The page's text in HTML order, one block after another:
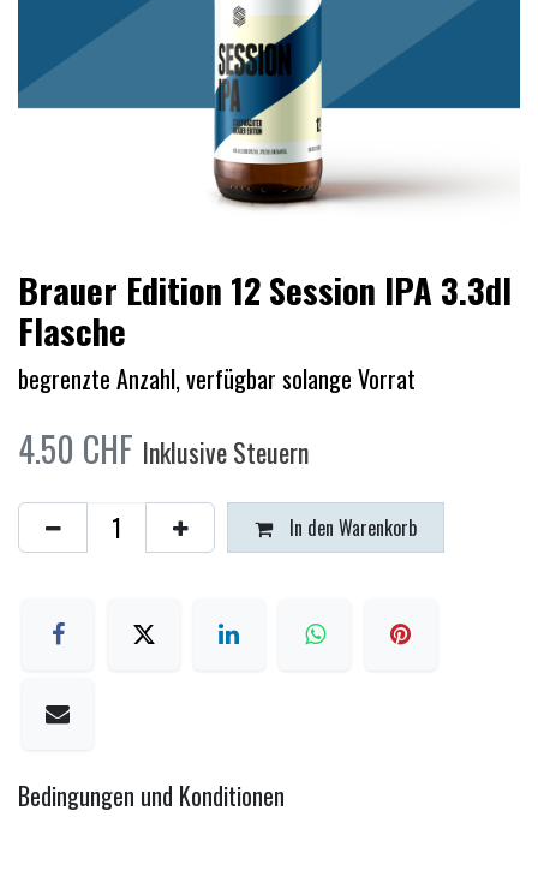
Brauer Edition 12 Session IPA 3.3dl
Flasche
begrenzte Anzahl, verfügbar solange Vorrat
4.50 CHF Inklusive Steuern
In den Warenkorb
Bedingungen und Konditionen